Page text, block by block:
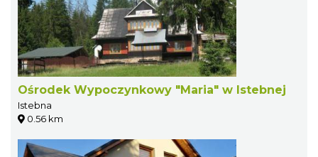
Ośrodek Wypoczynkowy "Maria" w Istebnej
Istebna
0.56 km